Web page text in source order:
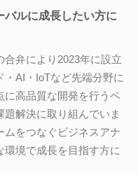
バルに成長したい方に
弁により2023年に設立
AI・IoTなど先端分野に
高品質な開発を行うベ
題解決に取り組んでいま
をつなぐビジネスアナ
環境で成長を目指す方に